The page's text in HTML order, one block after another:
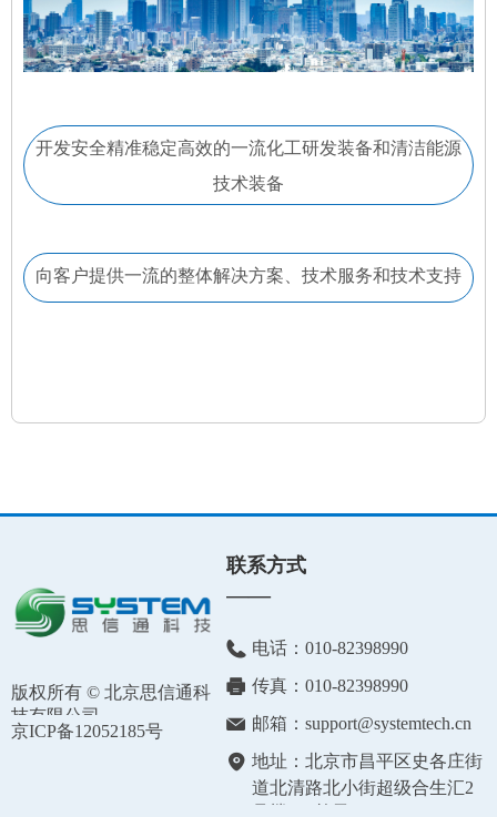
开发安全精准稳定高效的一流化工研发装备和清洁能源
技术装备
向客户提供一流的整体解决方案、技术服务和技术支持
版权所有 © 北京思信通科
技有限公司
京ICP备12052185号
联系方式
——
电话：010-82398990
传真：010-82398990
邮箱：support@systemtech.cn
地址：北京市昌平区史各庄街
道北清路北小街超级合生汇2